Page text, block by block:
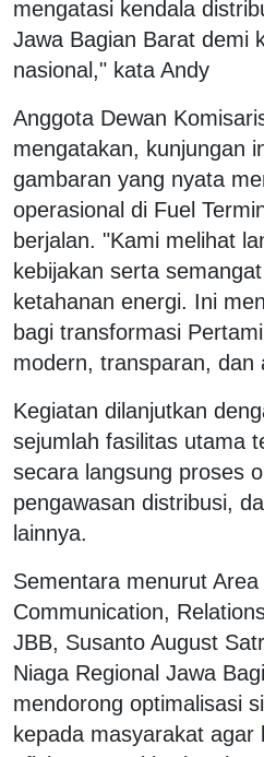
mengatasi kendala
Jawa Bagian Barat demi
nasional," kata Andy
Anggota Dewan
mengatakan, kunjungan
gambaran yang nyata
operasional di Fuel
berjalan. "Kami melihat
kebijakan serta
ketahanan energi. Ini
bagi transformasi
modern, transparan, dan
Kegiatan dilanjutkan
sejumlah fasilitas utama
secara langsung proses
pengawasan distribusi,
lainnya.
Sementara menurut
Communication,
JBB, Susanto August
Niaga Regional Jawa
mendorong optimalisasi
kepada masyarakat agar